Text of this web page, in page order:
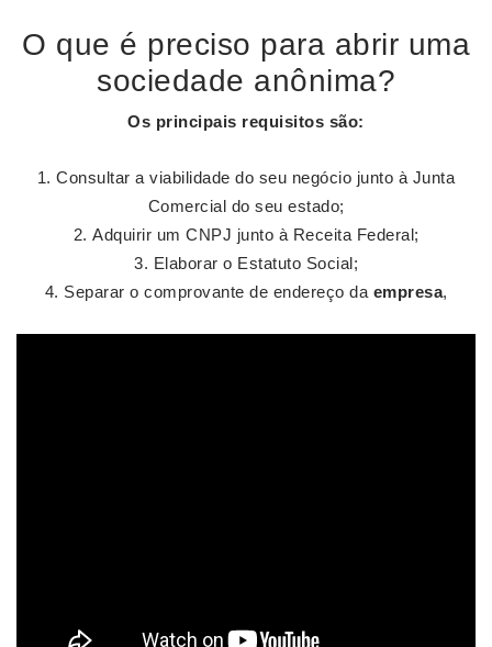
O que é preciso para abrir uma
sociedade anônima?
Os principais requisitos são:
Consultar a viabilidade do seu negócio junto à Junta
Comercial do seu estado;
Adquirir um CNPJ junto à Receita Federal;
Elaborar o Estatuto Social;
Separar o comprovante de endereço da empresa,